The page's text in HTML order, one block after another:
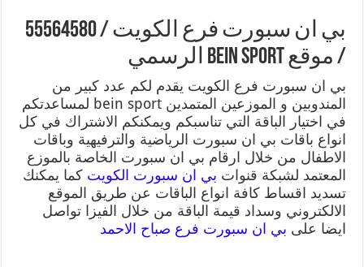
بي ان سبورت فرع الكويت / 55564580
/ موقع bein sport الرسمي
بي ان سبورت فرع الكويت يقدم لكم عدد كبير من
المندوبين و الموزعين المتمدين bein sport لمساعدتكم
في اختيار الباقة التي تناسبكم ويمكنكم الاشتراك في كل
انواع باقات بي ان سبورت الرياضية والترفيهية وباقات
الاطفال من خلال ارقام بي ان سبورت الخاصة بالموزع
المعتمد لشبكة قنوات بي ان سبورت الكويت كما يمكنك
تسديد اقساط كافة انواع الباقات عن طريق الموقع
الالكتروني وسداد قيمة الباقة من خلال الفيزا تواصل
ايضا على بي ان سبورت فرع صباح الاحمد